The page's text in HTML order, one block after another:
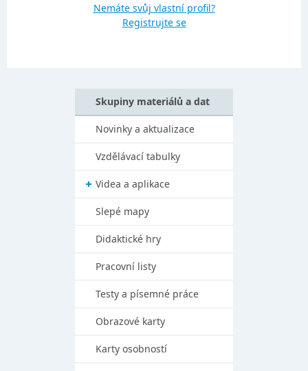
Nemáte svůj vlastní profil?
Registrujte se
Skupiny materiálů a dat
Novinky a aktualizace
Vzdělávací tabulky
Videa a aplikace
Slepé mapy
Didaktické hry
Pracovní listy
Testy a písemné práce
Obrazové karty
Karty osobností